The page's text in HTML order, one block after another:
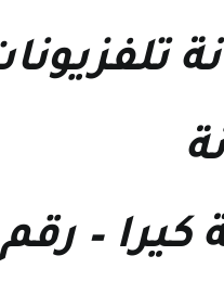
كيرا –